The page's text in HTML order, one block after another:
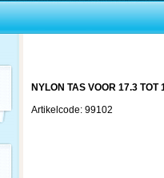
NYLON TAS VOOR 17.3 TOT
Artikelcode: 99102